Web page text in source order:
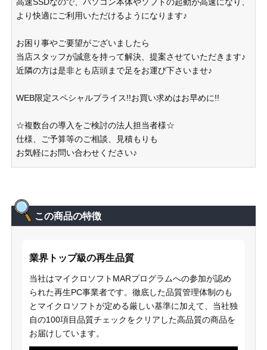
より快適にご利用いただけるようになります♪
お困り事やご要望がございましたら
当店スタッフが誠意を持って解決、提案させていただきます♪
近隣の方は是非とも店頭まで足をお運び下さいませ♪
WEB限定スペシャルプライス!!お買い求めはお早めに!!
☆複数台の導入をご検討の法人担当者様☆
仕様、ご予算等のご相談、見積もりも
お気軽にお問い合わせください♪
この商品の特徴
業界トップ級の再生品質
当社はマイクロソフトMARプログラムへの参加が認め
られた再生PC事業者です。徹底した品質管理体制のも
とマイクロソフトが定める厳しい基準に加えて、当社独
自の100項目品質チェックをクリアした高品質の商品を
お届けしています。